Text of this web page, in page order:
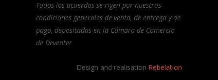
Todos los acuerdos se rigen por nuestras
condiciones generales de venta, de entrega y de
pago, depositadas en la Cámara de Comercio
de Deventer
Design and realisation Rebelation